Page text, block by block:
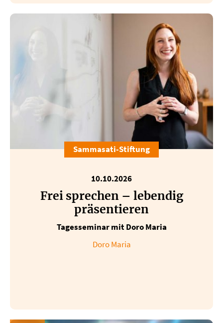
Sammasati-Stiftung
10.10.2026
Frei sprechen – lebendig
präsentieren
Tagesseminar mit Doro Maria
Doro Maria